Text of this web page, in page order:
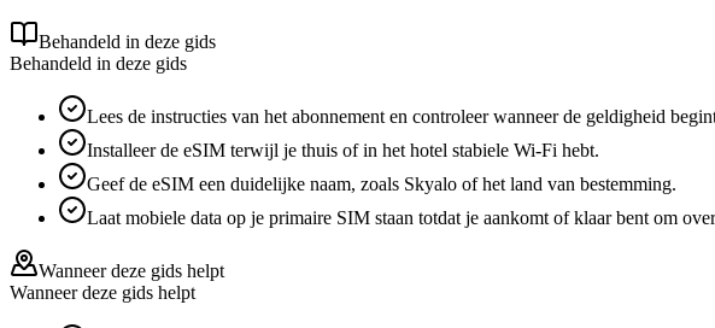
Behandeld in deze gids
Behandeld in deze gids
Lees de instructies van het abonnement en controleer wanneer de geldigheid
Installeer de eSIM terwijl je thuis of in het hotel stabiele Wi-Fi hebt.
Geef de eSIM een duidelijke naam, zoals Skyalo of het land van bestemming.
Laat mobiele data op je primaire SIM staan totdat je aankomt of klaar bent om
Wanneer deze gids helpt
Wanneer deze gids helpt